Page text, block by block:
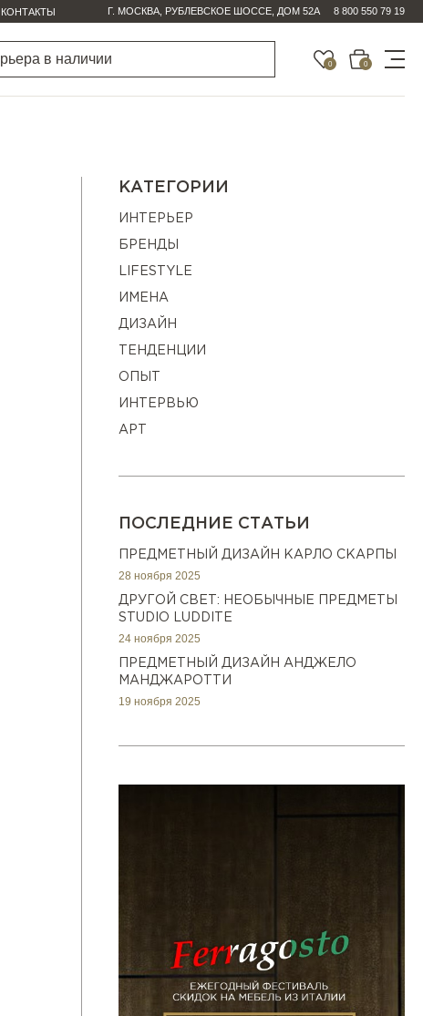
КОНТАКТЫ Г. МОСКВА, РУБЛЕВСКОЕ ШОССЕ, ДОМ 52А 8 800 550 79 19
0 0
КАТЕГОРИИ
ИНТЕРЬЕР
БРЕНДЫ
LIFESTYLE
ИМЕНА
ДИЗАЙН
ТЕНДЕНЦИИ
ОПЫТ
ИНТЕРВЬЮ
АРТ
ПОСЛЕДНИЕ СТАТЬИ
ПРЕДМЕТНЫЙ ДИЗАЙН КАРЛО СКАРПЫ
28 ноября 2025
ДРУГОЙ СВЕТ: НЕОБЫЧНЫЕ ПРЕДМЕТЫ
STUDIO LUDDITE
24 ноября 2025
ПРЕДМЕТНЫЙ ДИЗАЙН АНДЖЕЛО
МАНДЖАРОТТИ
19 ноября 2025